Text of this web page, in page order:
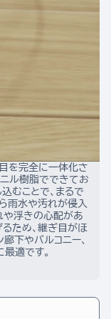
を完全に一体化さ
ル樹脂でできてお
むことで、まるで
雨水や汚れが侵入
や浮きの心配があ
ため、継ぎ目がほ
下やバルコニー、
適です。